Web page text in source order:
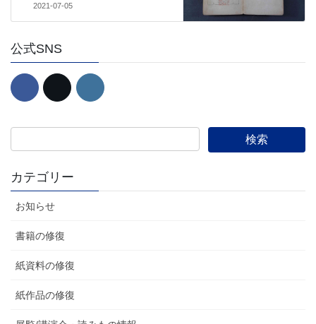
2021-07-05
公式SNS
カテゴリー
お知らせ
書籍の修復
紙資料の修復
紙作品の修復